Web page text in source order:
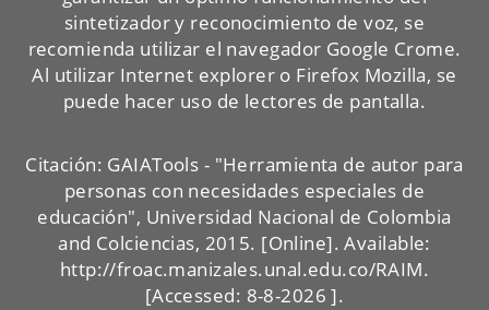
sintetizador y reconocimiento de voz, se
recomienda utilizar el navegador Google Crome.
Al utilizar Internet explorer o Firefox Mozilla, se
puede hacer uso de lectores de pantalla.
Citación: GAIATools - "Herramienta de autor para
personas con necesidades especiales de
educación", Universidad Nacional de Colombia
and Colciencias, 2015. [Online]. Available:
http://froac.manizales.unal.edu.co/RAIM.
[Accessed: 8-8-2026 ].